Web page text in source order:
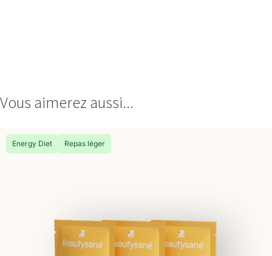
Vous aimerez aussi...
Energy Diet Repas léger